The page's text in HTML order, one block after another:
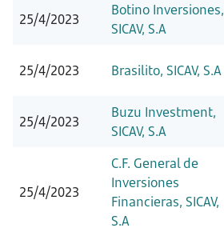
25/4/2023
Botino Inversiones,
SICAV, S.A
25/4/2023 Brasilito, SICAV, S.A
25/4/2023
Buzu Investment,
SICAV, S.A
25/4/2023
C.F. General de
Inversiones
Financieras, SICAV,
S.A